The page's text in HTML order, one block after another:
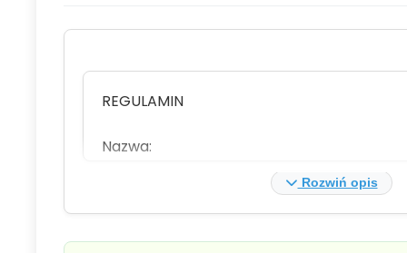
REGULAMIN
Nazwa:
Organizator:
Stowarzyszenie „Walim na Żądanie”
Rozwiń opis